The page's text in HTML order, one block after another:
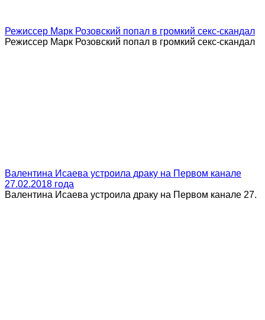
Режиссер Марк Розовский попал в громкий секс-скандал
Режиссер Марк Розовский попал в громкий секс-скандал
Валентина Исаева устроила драку на Первом канале
27.02.2018 года
Валентина Исаева устроила драку на Первом канале 27.